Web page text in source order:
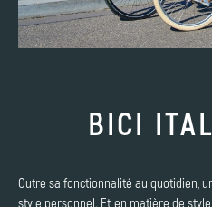
BICI
Outre sa fonctionnalité au quotidien,
style personnel. Et en matière de